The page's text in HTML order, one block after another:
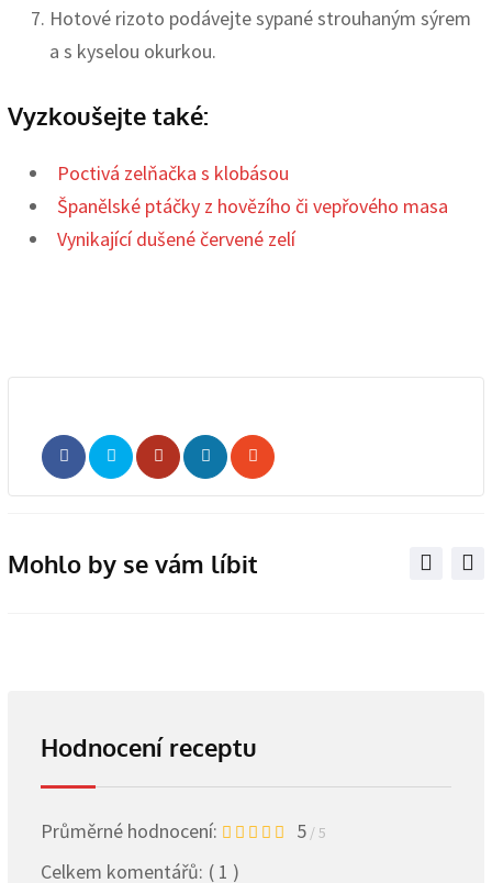
Hotové rizoto podávejte sypané strouhaným sýrem
a s kyselou okurkou.
Vyzkoušejte také:
Poctivá zelňačka s klobásou
Španělské ptáčky z hovězího či vepřového masa
Vynikající dušené červené zelí
WhatsappShare
via
Print
Mohlo by se vám líbit
Hodnocení receptu
Průměrné hodnocení: 5 / 5
Celkem komentářů: ( 1 )